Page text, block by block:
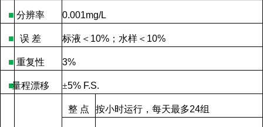
■ 分辨率 0.001mg/L
■ 误 差 标液＜ 10% ；水样＜ 10%
■ 重复性 3%
■量程漂移 ±5% F.S.
整 点 按小时运行，每天最多24组